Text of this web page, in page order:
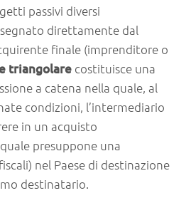
passivi diversi
direttamente dal
finale (imprenditore o
triangolarecostituisce una
a catena nella quale, al
condizioni, l’intermediario
in un acquisto
presuppone una
nel Paese di destinazione
destinatario.